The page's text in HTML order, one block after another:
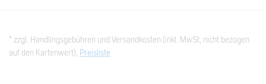
* zzgl. Handlingsgebühren und Versandkosten (inkl. MwSt, nicht bezogen
auf den Kartenwert), Preisliste